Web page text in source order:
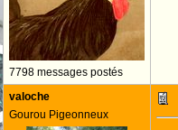
7798 messages postés
valoche
Gourou Pigeonneux